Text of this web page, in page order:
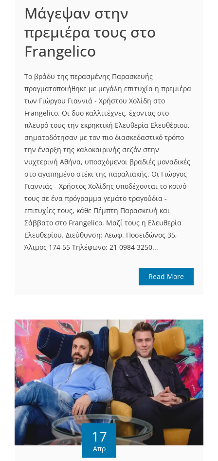
Μάγεψαν στην
πρεμιέρα τους στο
Frangelico
Το βράδυ της περασμένης Παρασκευής
πραγματοποιήθηκε με μεγάλη επιτυχία η πρεμιέρα
των Γιώργου Γιαννιά - Χρήστου Χολίδη στο
Frangelico. Οι δυο καλλιτέχνες, έχοντας στο
πλευρό τους την εκρηκτική Ελευθερία Ελευθέριου,
σηματοδότησαν με τον πιο διασκεδαστικό τρόπο
την έναρξη της καλοκαιρινής σεζόν στην
νυχτερινή Αθήνα, υποσχόμενοι βραδιές μοναδικές
στο αγαπημένο στέκι της παραλιακής. Οι Γιώργος
Γιαννιάς - Χρήστος Χολίδης υποδέχονται το κοινό
τους σε ένα πρόγραμμα γεμάτο τραγούδια -
επιτυχίες τους, κάθε Πέμπτη Παρασκευή και
Σάββατο στο Frangelico. Μαζί τους η Ελευθερία
Ελευθερίου. Διεύθυνση: Λεωφ. Ποσειδώνος 35,
Άλιμος 174 55 Τηλέφωνο: 21 0984 3250...
Read More
17
Απρ